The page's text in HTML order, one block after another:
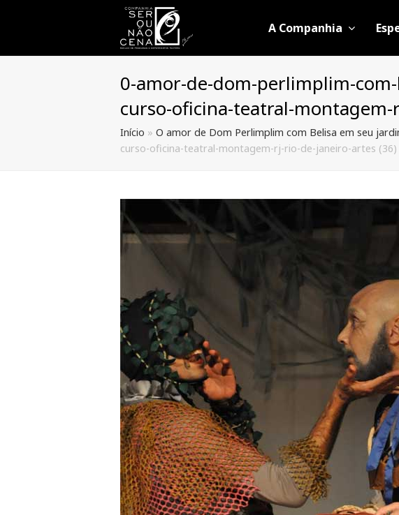
A Companhia
0-amor-de-dom-perlimplim-
curso-oficina-teatral-
Início » O amor de Dom Perlimplim com Belisa em seu
curso-oficina-teatral-montagem-rj-rio-de-janeiro-artes (36)